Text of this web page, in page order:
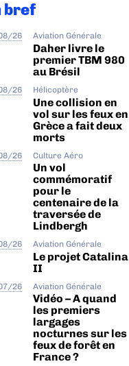
bref
26 Aviation Générale
Daher livre le
premier TBM 980
au Brésil
26 Hélicoptère
Une collision en
vol sur les feux en
Grèce a fait deux
morts
26 Culture Aéro
Un vol
commémoratif
pour le
centenaire de la
traversée de
Lindbergh
26 Aviation Générale
Le projet Catalina
II
26 Aviation Générale
Vidéo – A quand
les premiers
largages
nocturnes sur les
feux de forêt en
France ?